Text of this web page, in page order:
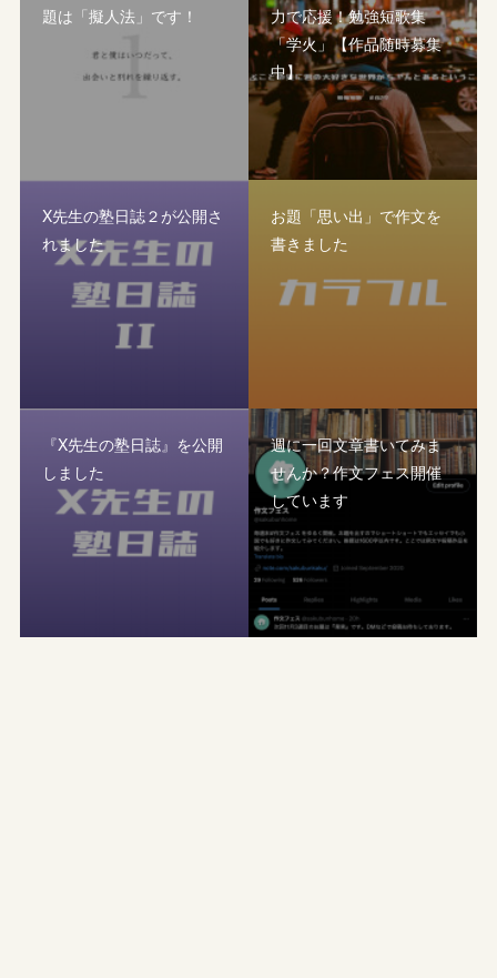
題は「擬人法」です！
力で応援！勉強短歌集
「学火」【作品随時募集
中】
X先生の塾日誌２が公開さ
れました
お題「思い出」で作文を
書きました
『X先生の塾日誌』を公開
しました
週に一回文章書いてみま
せんか？作文フェス開催
しています